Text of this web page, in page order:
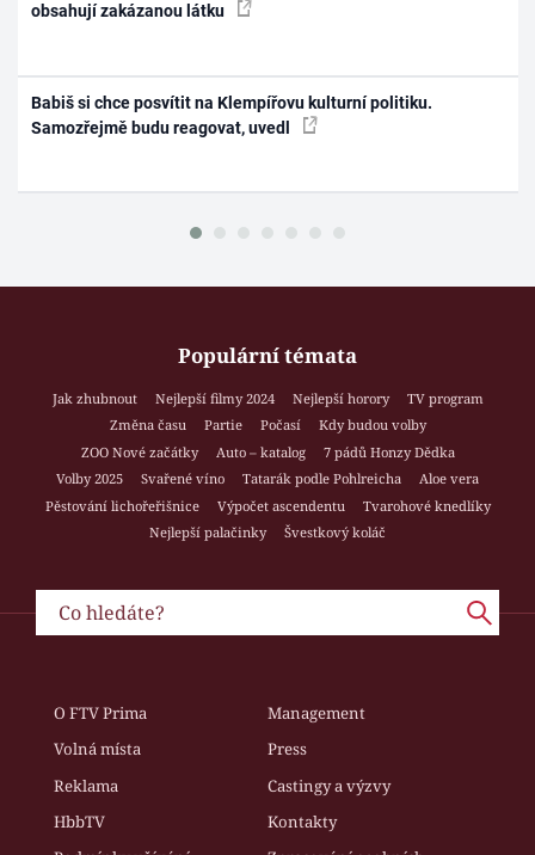
obsahují zakázanou látku
Babiš si chce posvítit na Klempířovu kulturní politiku.
Samozřejmě budu reagovat, uvedl
Populární témata
Jak zhubnout Nejlepší filmy 2024 Nejlepší horory
TV program
Změna času
Partie Počasí
Kdy budou volby
ZOO Nové začátky
Auto – katalog
7 pádů Honzy Dědka
Volby 2025
Svařené víno Tatarák podle Pohlreicha
Aloe vera
Pěstování lichořeřišnice
Výpočet ascendentu
Tvarohové knedlíky
Nejlepší palačinky
Švestkový koláč
O FTV Prima
Management
Volná místa
Press
Reklama
Castingy a výzvy
HbbTV
Kontakty